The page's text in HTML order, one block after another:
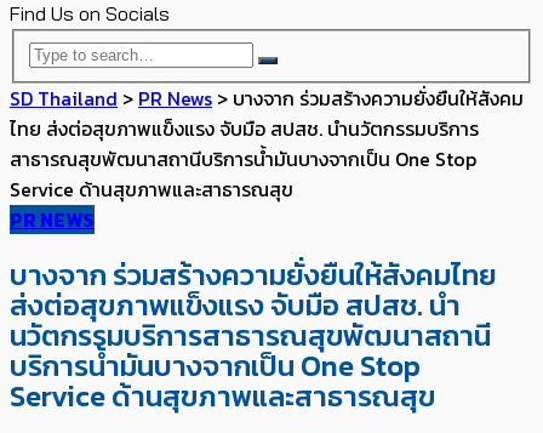
Find Us on Socials
SD Thailand > PR News > บางจาก​ ร่วมสร้างความยั่งยืนให้สังคม
ไทย ส่งต่อสุขภาพแข็งแรง จับมือ สปสช. นำนวัตกรรมบริการ
สาธารณสุขพัฒนาสถานีบริการน้ำมันบางจากเป็น One Stop
Service ด้านสุขภาพและสาธารณสุข
PR NEWS
บางจาก​ ร่วมสร้างความยั่งยืนให้สังคมไทย
ส่งต่อสุขภาพแข็งแรง จับมือ สปสช. นำ
นวัตกรรมบริการสาธารณสุขพัฒนาสถานี
บริการน้ำมันบางจากเป็น One Stop
Service ด้านสุขภาพและสาธารณสุข